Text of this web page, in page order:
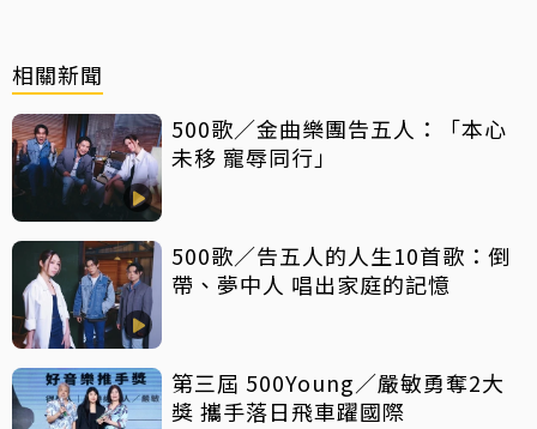
相關新聞
500歌／金曲樂團告五人：「本心
未移 寵辱同行」
500歌／告五人的人生10首歌：倒
帶、夢中人 唱出家庭的記憶
第三屆 500Young／嚴敏勇奪2大
獎 攜手落日飛車躍國際